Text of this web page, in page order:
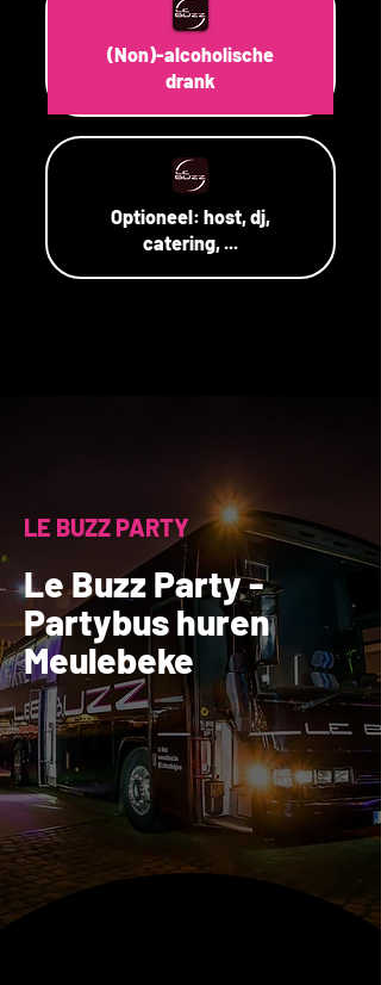
(Non)-alcoholische
drank
Optioneel: host, dj,
catering, ...
LE BUZZ PARTY
Le Buzz Party -
Partybus huren
Meulebeke